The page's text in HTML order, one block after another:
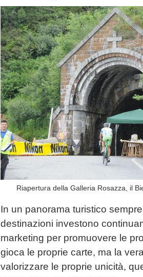
Riapertura della Galleria Rosazza, il
In un panorama turistico
destinazioni investono
marketing per promuovere le
gioca le proprie carte, ma la
valorizzare le proprie unicità,